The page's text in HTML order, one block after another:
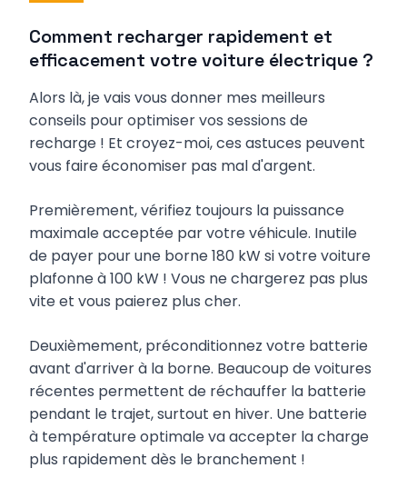
Comment recharger rapidement et
efficacement votre voiture électrique ?
Alors là, je vais vous donner mes meilleurs
conseils pour optimiser vos sessions de
recharge ! Et croyez-moi, ces astuces peuvent
vous faire économiser pas mal d'argent.
Premièrement, vérifiez toujours la puissance
maximale acceptée par votre véhicule. Inutile
de payer pour une borne 180 kW si votre voiture
plafonne à 100 kW ! Vous ne chargerez pas plus
vite et vous paierez plus cher.
Deuxièmement, préconditionnez votre batterie
avant d'arriver à la borne. Beaucoup de voitures
récentes permettent de réchauffer la batterie
pendant le trajet, surtout en hiver. Une batterie
à température optimale va accepter la charge
plus rapidement dès le branchement !